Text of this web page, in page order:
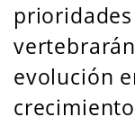
evolución